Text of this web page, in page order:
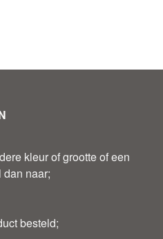
kleur of grootte of een
naar;
besteld;